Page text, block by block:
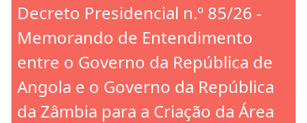
Decreto Presidencial n.º 85/26 -
Memorando de Entendimento
entre o Governo da República de
Angola e o Governo da República
da Zâmbia para a Criação da Área